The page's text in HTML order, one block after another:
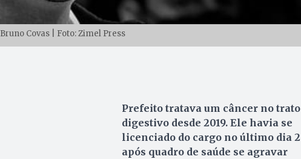
Bruno Covas | Foto: Zimel Press
Prefeito tratava um câncer no trato
digestivo desde 2019. Ele havia se
licenciado do cargo no último dia 2
após quadro de saúde se agravar